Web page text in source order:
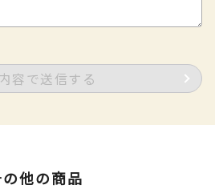
容で送信する
の他の商品